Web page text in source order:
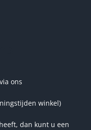
ons
winkel)
dan kunt u een